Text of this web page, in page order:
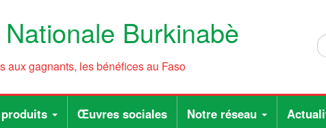
Burkinabè
aux gagnants, les bénéfices au Faso
Œuvres sociales Notre réseau